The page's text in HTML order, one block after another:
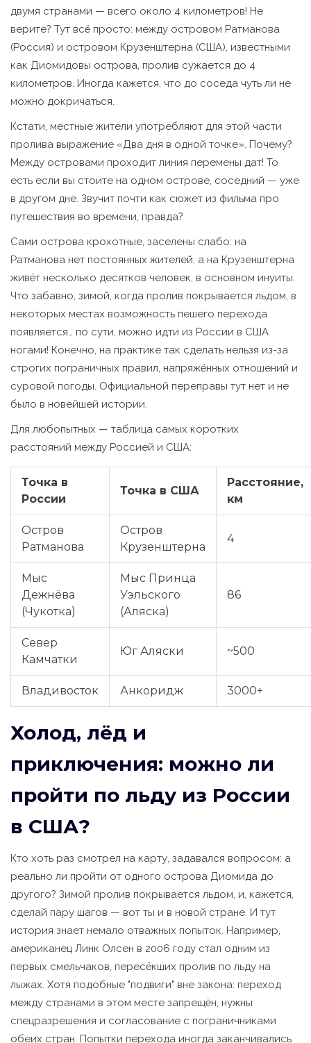
двумя странами — всего около 4 километров! Не
верите? Тут всё просто: между островом Ратманова
(Россия) и островом Крузенштерна (США), известными
как Диомидовы острова, пролив сужается до 4
километров. Иногда кажется, что до соседа чуть ли не
можно докричаться.
Кстати, местные жители употребляют для этой части
пролива выражение «Два дня в одной точке». Почему?
Между островами проходит линия перемены дат! То
есть если вы стоите на одном острове, соседний — уже
в другом дне. Звучит почти как сюжет из фильма про
путешествия во времени, правда?
Сами острова крохотные, заселены слабо: на
Ратманова нет постоянных жителей, а на Крузенштерна
живёт несколько десятков человек, в основном инуиты.
Что забавно, зимой, когда пролив покрывается льдом, в
некоторых местах возможность пешего перехода
появляется… по сути, можно идти из России в США
ногами! Конечно, на практике так сделать нельзя из-за
строгих пограничных правил, напряжённых отношений и
суровой погоды. Официальной переправы тут нет и не
было в новейшей истории.
Для любопытных — таблица самых коротких
расстояний между Россией и США:
Точка в
России
Точка в США
Расстояние,
км
Остров
Ратманова
Остров
Крузенштерна
4
Мыс
Дежнёва
(Чукотка)
Мыс Принца
Уэльского
(Аляска)
86
Север
Камчатки
Юг Аляски ~500
Владивосток Анкоридж 3000+
Холод, лёд и
приключения: можно ли
пройти по льду из России
в США?
Кто хоть раз смотрел на карту, задавался вопросом: а
реально ли пройти от одного острова Диомида до
другого? Зимой пролив покрывается льдом, и, кажется,
сделай пару шагов — вот ты и в новой стране. И тут
история знает немало отважных попыток. Например,
американец Линк Олсен в 2006 году стал одним из
первых смельчаков, пересёкших пролив по льду на
лыжах. Хотя подобные "подвиги" вне закона: переход
между странами в этом месте запрещён, нужны
спецразрешения и согласование с пограничниками
обеих стран. Попытки перехода иногда заканчивались